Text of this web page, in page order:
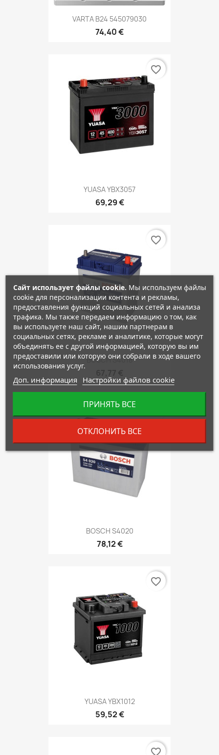
VARTA B24 545079030
74,40 €
YUASA YBX3057
69,29 €
favorite_border
BOSCH S4018
favorite_border
BOSCH S4020
78,12 €
YUASA YBX1012
59,52 €
favorite_border
favorite_border
Сайт использует файлы cookie. Мы используем файлы
cookie для персонализации контента и рекламы,
предоставления функций социальных сетей и анализа
трафика. Мы также передаем информацию о том, как
вы используете наш сайт, нашим партнерам в
социальных сетях, рекламе и аналитике, которые могут
объединять ее с другой информацией, которую вы им
предоставили или которую они собрали в ходе вашего
использования услуг.
Доп. информация Настройки файлов cookie
ОТКЛОНИТЬ ВСЕ
ПРИНЯТЬ ВСЕ